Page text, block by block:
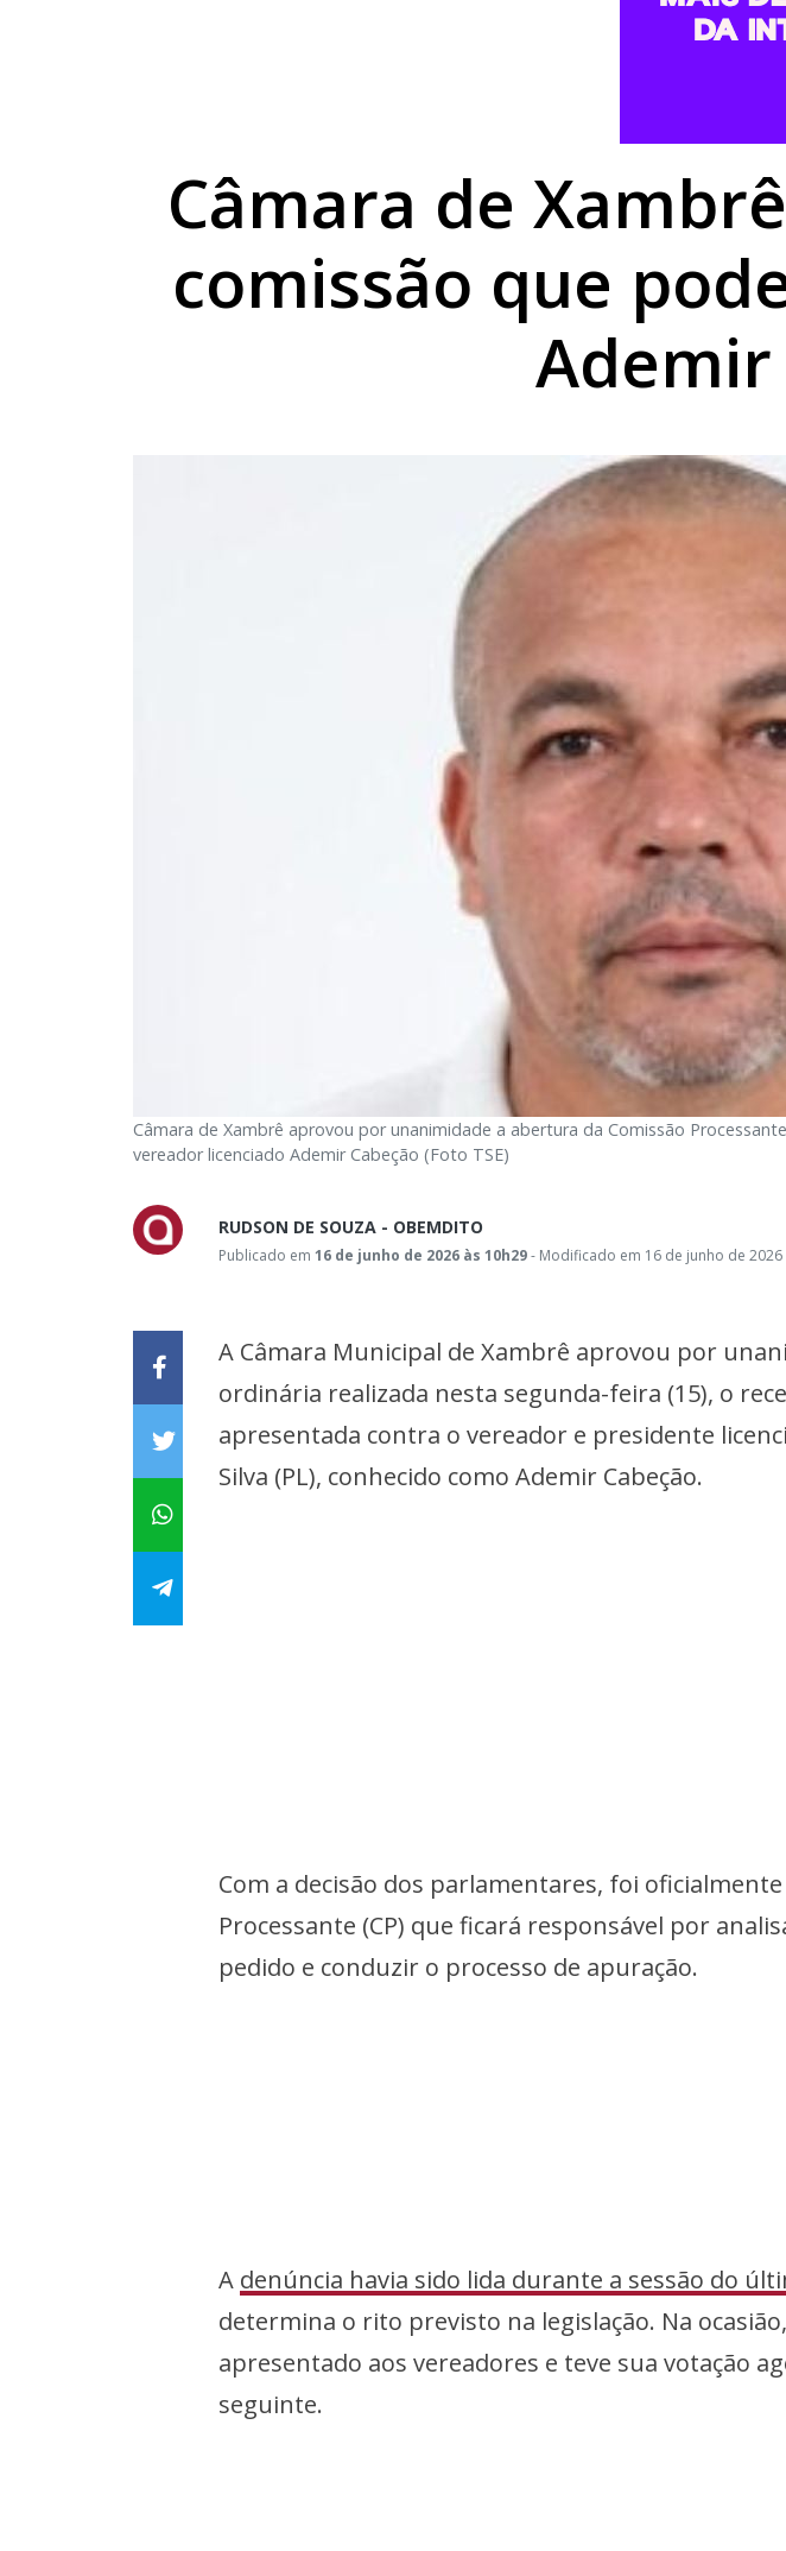
Sicredi reforça compromisso com Goioerê
Câmara de
comissão que
Ademir
Câmara de Xambrê aprovou por unanimidade a abertura da Comissão
vereador licenciado Ademir Cabeção (Foto TSE)
RUDSON DE SOUZA - OBEMDITO
Publicado em16 de junho de 2026 às 10h29- Modificado em 16 de junho de 2026
A Câmara Municipal de Xambrê aprovou por
ordinária realizada nesta segunda-feira (15), o
apresentada contra o vereador e presidente
Silva (PL), conhecido como Ademir Cabeção.
Com a decisão dos parlamentares, foi
Processante (CP) que ficará responsável por
pedido e conduzir o processo de apuração.
A denúncia havia sido lida durante a sessão do
determina o rito previsto na legislação. Na
apresentado aos vereadores e teve sua votação
seguinte.